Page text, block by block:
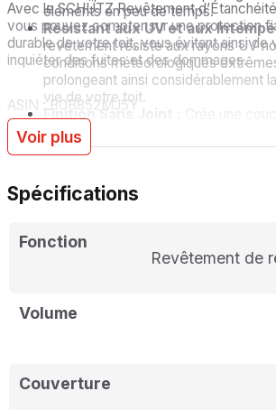
éléments en peu de temps.
Résistant aux UV et aux
revêtement résiste aux rayons UV
conditions météorologiques
prolongeant ainsi considérablement
vie de votre toit.
et sans joint, minimisant ainsi les
futures.
solvants nocifs et conforme aux
environnementales les plus strictes.
Avec le SCHÜTZ Revêtement
vous pouvez compter sur une protection
durable de votre toit, vous évitant ainsi de
inquiéter des fuites et des dommages.
ASIN : B0B852MJ5Y
Voir plus
Spécifications
Fonction
Revêtement de
Volume
Couverture